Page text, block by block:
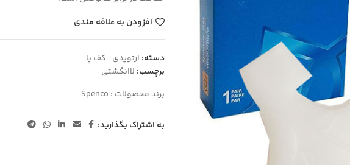
افزودن به علاقه مندی
دسته: ارتوپدی, کف پا
برچسب: لاانگشتی
برند محصولات : Spenco
به اشتراک بگذارید: